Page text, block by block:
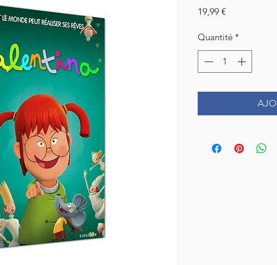
19,99 €
Quantité *